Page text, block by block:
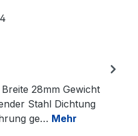
28mm Gewicht
Stahl Dichtung
ge… Mehr